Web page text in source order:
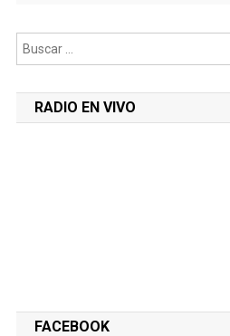
RADIO EN VIVO
FACEBOOK